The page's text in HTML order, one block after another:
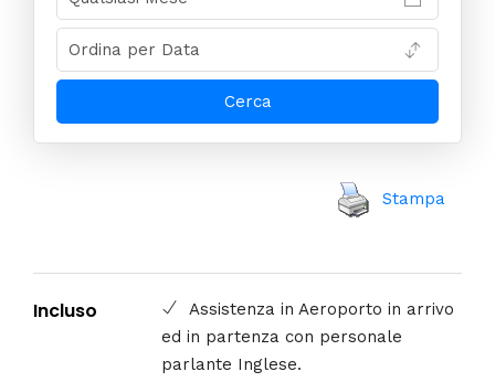
Stampa
Incluso
Assistenza in Aeroporto in arrivo
ed in partenza con personale
parlante Inglese.